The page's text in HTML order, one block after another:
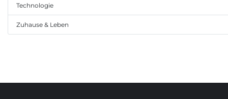
Technologie
Zuhause & Leben